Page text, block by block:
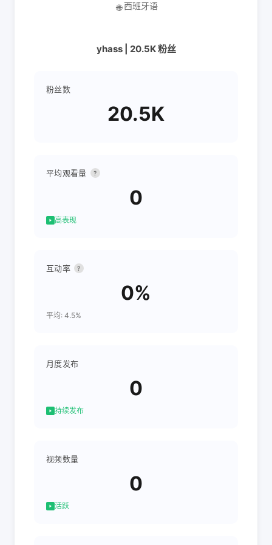
🌐 西班牙语
yhass | 20.5K 粉丝
粉丝数
20.5K
平均观看量 ?
0
高表现
互动率 ?
0%
平均: 4.5%
月度发布
0
持续发布
视频数量
0
活跃